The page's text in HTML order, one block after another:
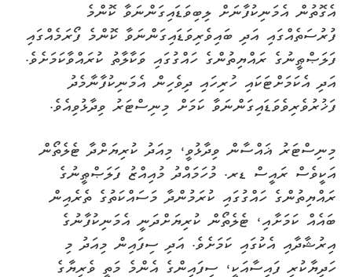
އެގޮތުން އެމަނިކުފާނަށް ލިބިވަޑައިގަންނަވާ ކޮންމެ
ފުރުސަތެއްގައި އަދި ބައިވެރިވަޑައިގަންނަވާ ކޮންމެ ފޯރަމެއްގައި
ފަލަޞްޠީނުގެ ރައްޔިތުންގެ ހައްގުގައި ވަކާލާތު ކުރައްވާކަމަށެވެ.
އަދި އެކަމަށްޓަކައި ހުރިހައި ދިވެހިން އެމަނިކުފާނާމެދު
ފަޚުރުވެރިވެވަޑައިގަންނަވާ ކަމަށް މިނިސްޓަރު ވިދާޅުވިއެވެ.
މިނިސްޓަރު ޣައްސާން ވިދާޅުވީ، މިއަދު ކުރިޔަށްދާ ޓެލެތޯން
އަކީވެސް ރައީސް ޑރ. މުހަމައްދު މުއިއްޒު ފަލަޞްޠީނުގެ
ރައްޔިތުންގެ ހައްގުގައި ކުރަމުންދާ މަސައްކަތުގެ ތެރެއިން
ބައެއް ކަމަށާއި، ޓެލެތޯން ކުރިޔަށްދަނީ އެމަނިކުފާނުގެ
އިރުޝާދާއި އެކުގައި ކަމަށެވެ. އަދި ސިފައިން މިއަދު މި
ހަދިޔާކުރި ފައިސާއަކީ، ސިފައިންގެ އެންމެ މަތީ ވެރިޔާގެ